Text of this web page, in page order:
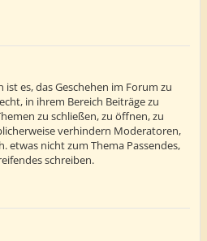
es, das Geschehen im Forum zu
in ihrem Bereich Beiträge zu
zu schließen, zu öffnen, zu
verhindern Moderatoren,
etwas nicht zum Thema Passendes,
schreiben.